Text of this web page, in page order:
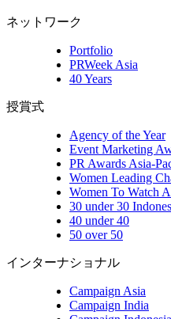
ネットワーク
Portfolio
PRWeek Asia
40 Years
授賞式
Agency of the Year
Event Marketing
PR Awards Asia-
Women Leading
Women To Watch
30 under 30
40 under 40
50 over 50
インターナショナル
Campaign Asia
Campaign India